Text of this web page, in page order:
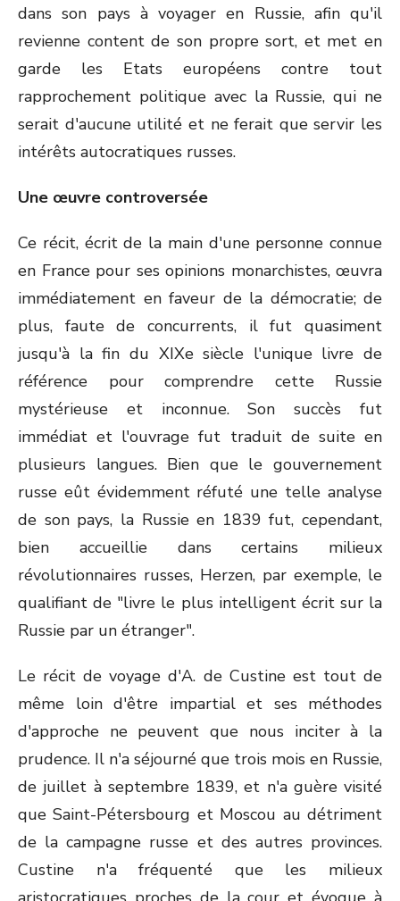
dans son pays à voyager en Russie, afin qu'il
revienne content de son propre sort, et met en
garde les Etats européens contre tout
rapprochement politique avec la Russie, qui ne
serait d'aucune utilité et ne ferait que servir les
intérêts autocratiques russes.
Une œuvre controversée
Ce récit, écrit de la main d'une personne connue
en France pour ses opinions monarchistes, œuvra
immédiatement en faveur de la démocratie; de
plus, faute de concurrents, il fut quasiment
jusqu'à la fin du XIXe siècle l'unique livre de
référence pour comprendre cette Russie
mystérieuse et inconnue. Son succès fut
immédiat et l'ouvrage fut traduit de suite en
plusieurs langues. Bien que le gouvernement
russe eût évidemment réfuté une telle analyse
de son pays, la Russie en 1839 fut, cependant,
bien accueillie dans certains milieux
révolutionnaires russes, Herzen, par exemple, le
qualifiant de "livre le plus intelligent écrit sur la
Russie par un étranger".
Le récit de voyage d'A. de Custine est tout de
même loin d'être impartial et ses méthodes
d'approche ne peuvent que nous inciter à la
prudence. Il n'a séjourné que trois mois en Russie,
de juillet à septembre 1839, et n'a guère visité
que Saint-Pétersbourg et Moscou au détriment
de la campagne russe et des autres provinces.
Custine n'a fréquenté que les milieux